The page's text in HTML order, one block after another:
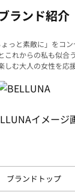
ランド紹介
ょっと素敵に」をコ
これからの私も似合
しむ大人の女性を応
ブランドトップ